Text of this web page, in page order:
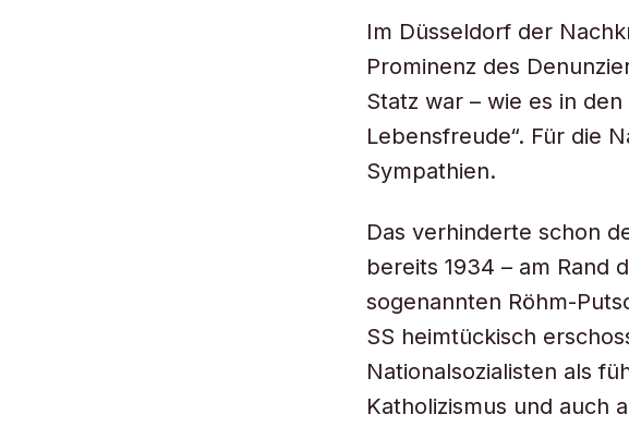
Im Düsseldorf der
Prominenz des
Statz war – wie es in
Lebensfreude“. Für die
Sympathien.
Das verhinderte schon
bereits 1934 – am Rand
sogenannten Röhm-
SS heimtückisch
Nationalsozialisten als
Katholizismus und auch